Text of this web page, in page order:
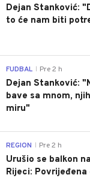
Dejan Stanković:
to će nam biti
FUDBAL Pre 2 h
Dejan Stanković:
bave sa mnom,
miru"
REGION Pre 2 h
Urušio se balkon
Rijeci: